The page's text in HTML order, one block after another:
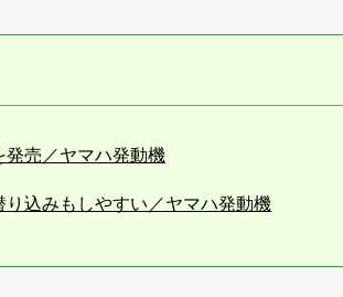
発売／ヤマハ発動機
込みもしやすい／ヤマハ発動機